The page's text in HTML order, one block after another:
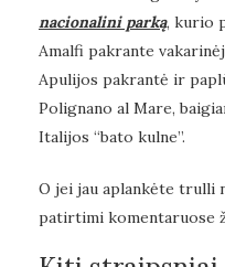
nacionalini parką, kurio
Amalfi pakrante
Apulijos pakrantė ir
Polignano al Mare,
Italijos “bato kulne”.
O jei jau aplankėte trulli
patirtimi komentaruose